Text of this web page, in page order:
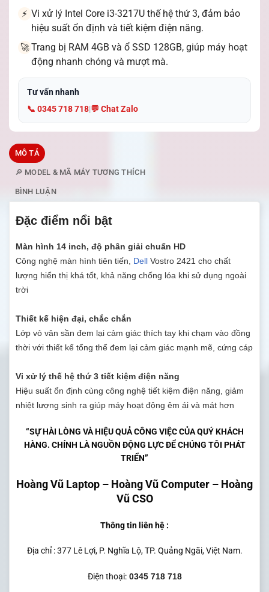
⚡ Vi xử lý Intel Core i3-3217U thế hệ thứ 3, đảm bảo
hiệu suất ổn định và tiết kiệm điện năng.
🚀Trang bị RAM 4GB và ổ SSD 128GB, giúp máy hoạt
động nhanh chóng và mượt mà.
Tư vấn nhanh
📞 0345 718 718|💬 Chat Zalo
MÔ TẢ
🔎 MODEL & MÃ MÁY TƯƠNG THÍCH
BÌNH LUẬN
Đặc điểm nổi bật
Màn hình 14 inch, độ phân giải chuẩn HD
Công nghệ màn hình tiên tiến, Dell Vostro 2421 cho chất
lượng hiển thị khá tốt, khả năng chống lóa khi sử dụng ngoài
trời
Thiết kế hiện đại, chắc chắn
Lớp vỏ vân sần đem lại cảm giác thích tay khi chạm vào đồng
thời với thiết kế tổng thể đem lại cảm giác mạnh mẽ, cứng cáp
Vi xử lý thế hệ thứ 3 tiết kiệm điện năng
Hiệu suất ổn định cùng công nghệ tiết kiệm điện năng, giảm
nhiệt lượng sinh ra giúp máy hoạt động êm ái và mát hơn
“SỰ HÀI LÒNG VÀ HIỆU QUẢ CÔNG VIỆC CỦA QUÝ KHÁCH
HÀNG. CHÍNH LÀ NGUỒN ĐỘNG LỰC ĐỂ CHÚNG TÔI PHÁT
TRIỂN”
Hoàng Vũ Laptop – Hoàng Vũ Computer – Hoàng
Vũ CSO
Thông tin liên hệ :
Địa chỉ : 377 Lê Lợi, P. Nghĩa Lộ, TP. Quảng Ngãi, Việt Nam.
Điện thoại: 0345 718 718